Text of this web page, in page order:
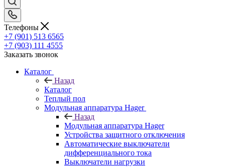
Телефоны
+7 (901) 513 6565
+7 (903) 111 4555
Заказать звонок
Каталог
Назад
Каталог
Теплый пол
Модульная аппаратура Hager
Назад
Модульная аппаратура Hager
Устройства защитного отключения
Автоматические выключатели
дифференциального тока
Выключатели нагрузки